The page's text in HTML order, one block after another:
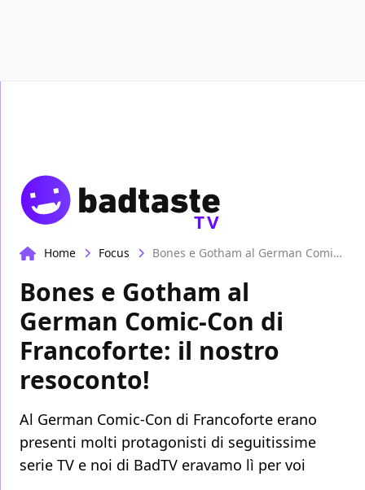
TV
Home Focus Bones e Gotham al German Comic-Con di Francoforte: il nostro resoconto!
Bones e Gotham al
German Comic-Con di
Francoforte: il nostro
resoconto!
Al German Comic-Con di Francoforte erano
presenti molti protagonisti di seguitissime
serie TV e noi di BadTV eravamo lì per voi